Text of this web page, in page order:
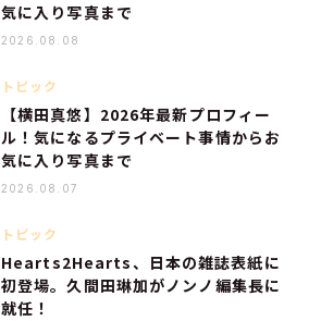
気に入り写真まで
2026.08.08
トピック
【横田真悠】2026年最新プロフィー
ル！気になるプライベート事情からお
気に入り写真まで
2026.08.07
トピック
Hearts2Hearts、日本の雑誌表紙に
初登場。久間田琳加がノンノ編集長に
就任！